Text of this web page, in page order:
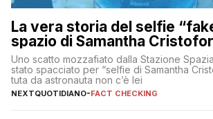
La vera storia del selfie
spazio di Samantha
Uno scatto mozzafiato dalla Stazione
stato spacciato per “selfie di Samantha
tuta da astronauta non c’è lei
NEXTQUOTIDIANO-FACT CHECKING